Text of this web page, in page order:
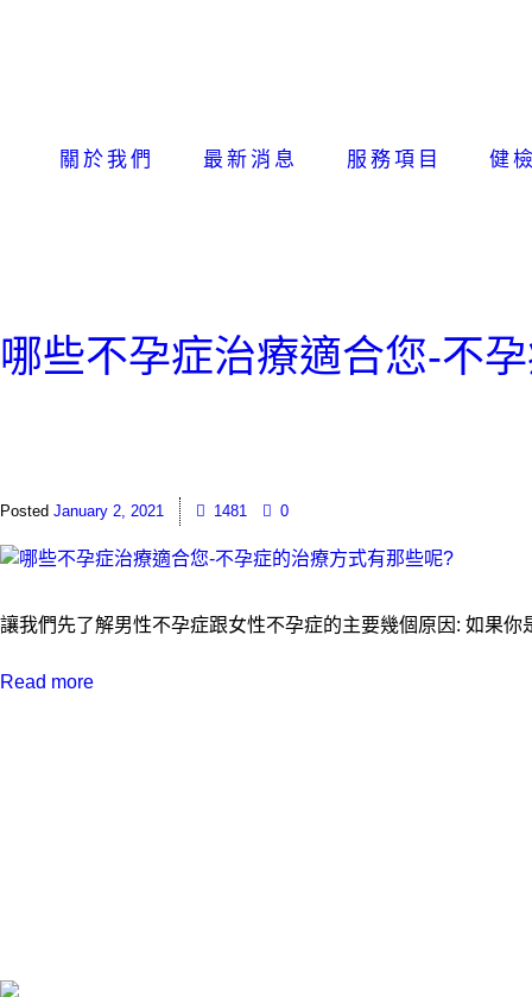
關於我們 最新消息 服務項目 健
哪些不孕症治療適合您-不
January 2, 2021 1481 0
讓我們先了解男性不孕症跟女性不孕症的主要幾個原因: 如果
Read more